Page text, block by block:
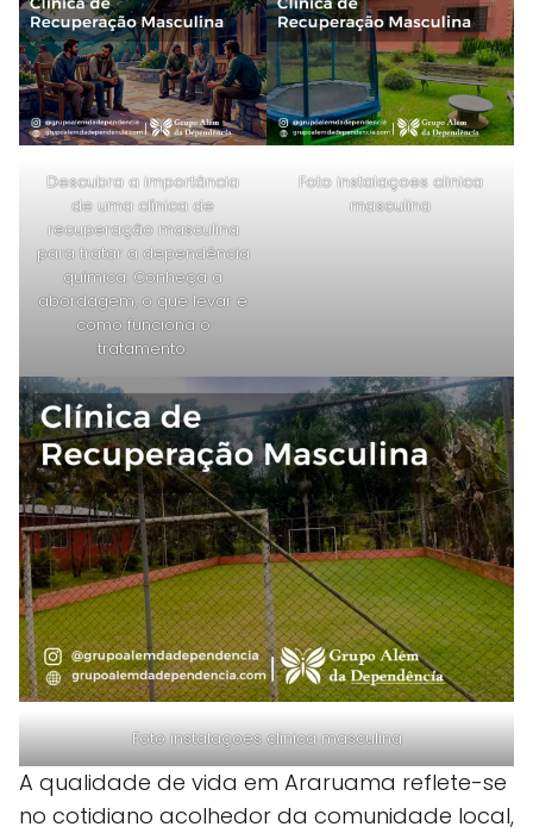
Descubra a importância
de uma clínica de
recuperação masculina
para tratar a dependência
química. Conheça a
abordagem, o que levar e
como funciona o
tratamento.
Foto instalaçoes clinica
masculina
Foto instalaçoes clinica masculina
A qualidade de vida em Araruama reflete-se
no cotidiano acolhedor da comunidade local,